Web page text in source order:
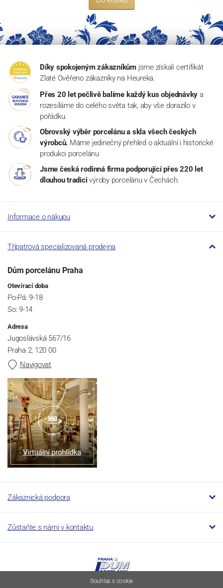
Díky spokojeným zákazníkům jsme získali certifikát
Zlaté Ověřeno zákazníky na Heureka.
Přes 20 let pečlivě balíme každý kus objednávky a
rozesíláme do celého světa tak, aby vše dorazilo v
pořádku.
Obrovský výběr porcelánu a skla všech českých
výrobců. Máme jedinečný přehled o aktuální i historické
produkci porcelánu
Jsme česká rodinná firma podporující přes 220 let
dlouhou tradici výroby porcelánu v Čechách.
Informace o nákupu
Třípatrová specializovaná prodejna
Dům porcelánu Praha
Otevírací doba
Po-Pá: 9-18
So: 9-14
Adresa
Jugoslávská 567/16
Praha 2, 120 00
Navigovat
Zákaznická podpora
Zůstaňte s námi v kontaktu
Souhlas s cookie